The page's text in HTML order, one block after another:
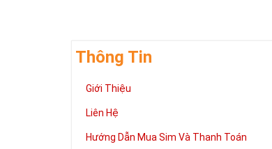
Thông Tin
Giới Thiệu
Liên Hệ
Hướng Dẫn Mua Sim Và Thanh Toán